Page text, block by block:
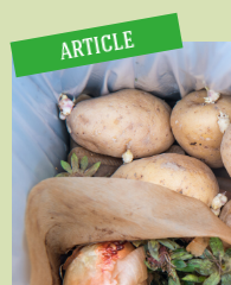
ARTICLE